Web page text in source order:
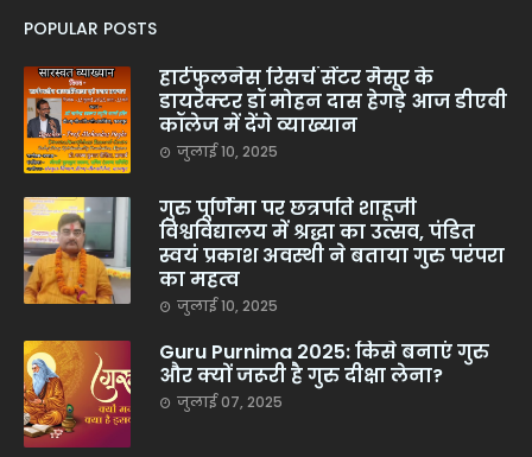
POPULAR POSTS
हार्टफुलनेस रिसर्च सेंटर मैसूर के
डायरेक्टर डॉ मोहन दास हेगड़े आज डीएवी
कॉलेज में देंगे व्याख्यान
जुलाई 10, 2025
गुरु पूर्णिमा पर छत्रपति शाहूजी
विश्वविद्यालय में श्रद्धा का उत्सव, पंडित
स्वयं प्रकाश अवस्थी ने बताया गुरु परंपरा
का महत्व
जुलाई 10, 2025
Guru Purnima 2025: किसे बनाएं गुरु
और क्यों जरूरी है गुरु दीक्षा लेना?
जुलाई 07, 2025